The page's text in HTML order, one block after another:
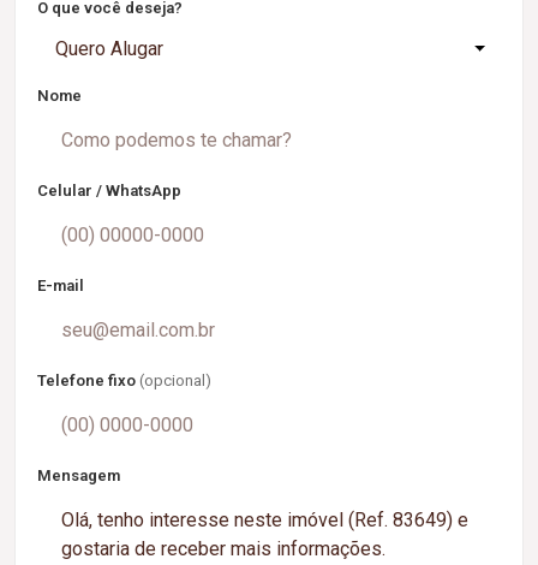
O que você deseja?
Quero Alugar
Nome
Celular / WhatsApp
E-mail
Telefone fixo (opcional)
Mensagem